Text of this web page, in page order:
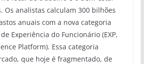
Os analistas calculam 300 bilhões
anuais com a nova categoria
Experiência do Funcionário (EXP,
Platform). Essa categoria
que hoje é fragmentado, de